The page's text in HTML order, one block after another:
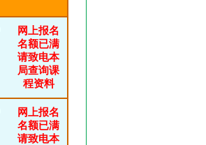
网上报名
名额已满
请致电本
局查询课
程资料
网上报名
名额已满
请致电本